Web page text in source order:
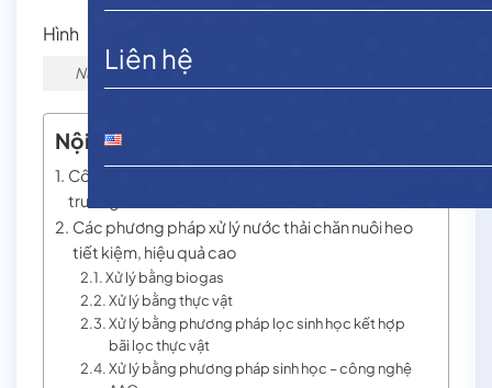
Liên hệ
Hình
Nước thải chăn nuôi heo cần được xử lý đúng cách
Nội dung chính
Công tác chăn nuôi heo ảnh hưởng đến môi
trường như thế nào?
Các phương pháp xử lý nước thải chăn nuôi heo
tiết kiệm, hiệu quả cao
Xử lý bằng biogas
Xử lý bằng thực vật
Xử lý bằng phương pháp lọc sinh học kết hợp
bãi lọc thực vật
Xử lý bằng phương pháp sinh học – công nghệ